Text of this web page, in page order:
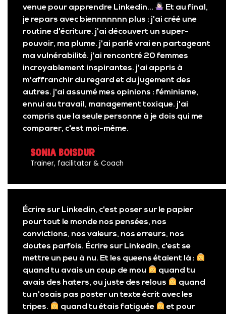
venue pour apprendre Linkedin...
Et au final,
je repars avec biennnnnnn plus : j'ai créé une
routine d'écriture. j'ai découvert un super-
pouvoir, ma plume. j'ai parlé vrai en partageant
ma vulnérabilité. j'ai rencontré 20 femmes
incroyablement inspirantes. j'ai appris à
m'affranchir du regard et du jugement des
autres. j'ai assumé mes opinions : féminisme,
ennui au travail, management toxique. j'ai
compris que la seule personne à je dois qui me
comparer, c'est moi-même.
Sonia Boisdur
Trainer, facilitator & Coach
Écrire sur Linkedin, c'est poser sur le papier
pour tout le monde nos pensées, nos
convictions, nos valeurs, nos erreurs, nos
doutes parfois. Écrire sur Linkedin, c'est se
mettre un peu à nu. Et les queens étaient là :
quand tu avais un coup de mou
quand tu
avais des haters, ou juste des relous
quand
tu n'osais pas poster un texte écrit avec les
tripes.
quand tu étais fatiguée
et pour